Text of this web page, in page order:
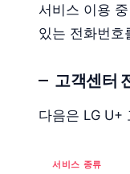
서비스 이용
있는 전화번호
고객센터
다음은 LG U+
서비스 종류